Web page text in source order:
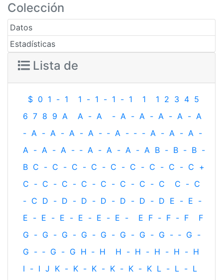
Colección
Datos
Estadísticas
Lista de
$ 0 1 - 1 1 - 1 - 1 - 1 1 1 2 3 4 5
6 7 8 9 A A - A - A - A - A - A - A
- A - A - A - A - ‐ A - ‐ - A - A - A -
A - A - A - ‐ A - A - A - A B - B - B -
B C - C - C - C - C - C - C - C - C +
C - C - C - C - C - C - C - C C - C
- C D - D - D - D - D - D - D E - E -
E - E - E - E - E - E - E F - F - F
F
G - G - G - G - G - G - G - G - ‐ G -
G - ‐ G - G H ‐ H H - H - H - H - H
I - I J K - K - K - K - K - K L - L - L